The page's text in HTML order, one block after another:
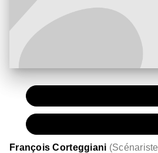
François Corteggiani (Scénariste